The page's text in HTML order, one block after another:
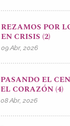
REZAMOS POR
EN CRISIS (2)
09 Abr, 2026
PASANDO EL
EL CORAZÓN (4)
08 Abr, 2026